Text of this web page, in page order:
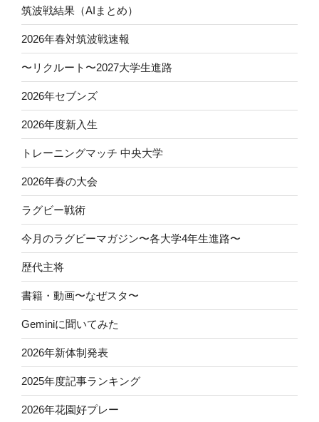
筑波戦結果（AIまとめ）
2026年春対筑波戦速報
〜リクルート〜2027大学生進路
2026年セブンズ
2026年度新入生
トレーニングマッチ 中央大学
2026年春の大会
ラグビー戦術
今月のラグビーマガジン〜各大学4年生進路〜
歴代主将
書籍・動画〜なぜスタ〜
Geminiに聞いてみた
2026年新体制発表
2025年度記事ランキング
2026年花園好プレー